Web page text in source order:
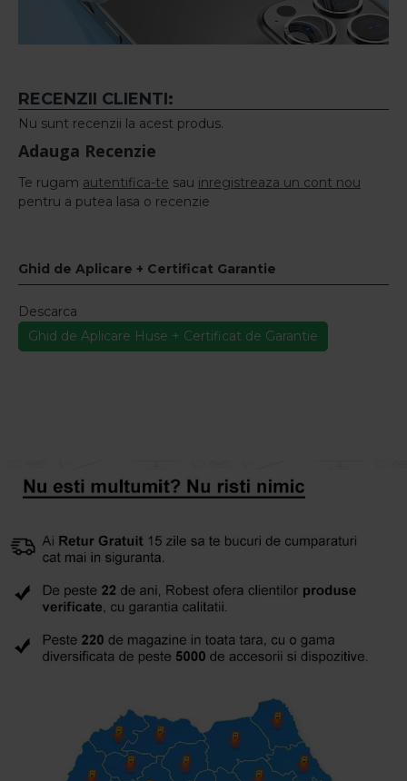
RECENZII CLIENTI:
Nu sunt recenzii la acest produs.
Adauga Recenzie
Te rugam autentifica-te sau inregistreaza un cont nou
pentru a putea lasa o recenzie
Ghid de Aplicare + Certificat Garantie
Descarca
Ghid de Aplicare Huse + Certificat de Garantie